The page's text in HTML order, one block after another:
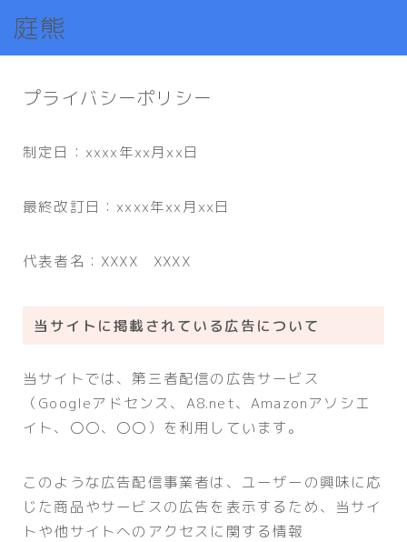
庭熊
プライバシーポリシー
制定日：xxxx年xx月xx日
最終改訂日：xxxx年xx月xx日
代表者名：XXXX XXXX
当サイトに掲載されている広告について
当サイトでは、第三者配信の広告サービス
（Googleアドセンス、A8.net、Amazonアソシエ
イト、〇〇、〇〇）を利用しています。
このような広告配信事業者は、ユーザーの興味に応
じた商品やサービスの広告を表示するため、当サイ
トや他サイトへのアクセスに関する情報